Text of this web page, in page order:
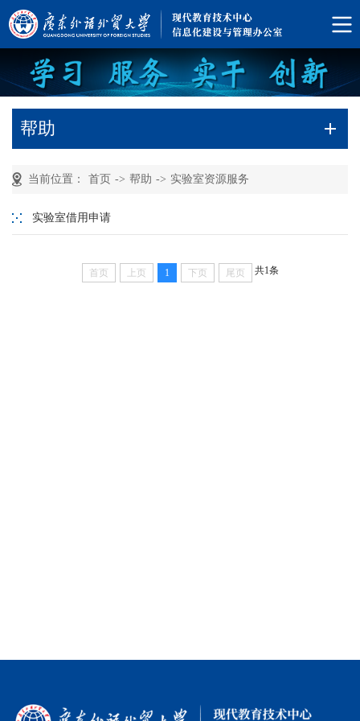
帮助
当前位置： 首页 -> 帮助 -> 实验室资源服务
实验室借用申请
首页 上页 1 下页 尾页 共1条